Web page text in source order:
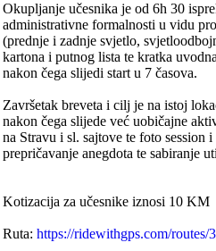
Okupljanje učesnika je od 6h 30
administrativne formalnosti u vidu
(prednje i zadnje svjetlo,
kartona i putnog lista te kratka
nakon čega slijedi start u 7 časova.
Završetak breveta i cilj je na istoj
nakon čega slijede već uobičajne
na Stravu i sl. sajtove te foto session
prepričavanje anegdota te sabiranje
Kotizacija za učesnike iznosi 10 KM
Ruta:https://ridewithgps.com/routes/